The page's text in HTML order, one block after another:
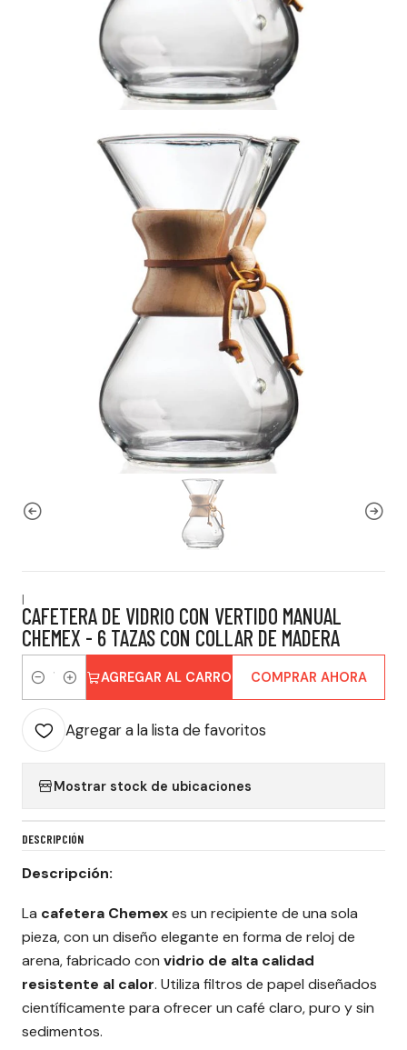
|
CAFETERA DE VIDRIO CON VERTIDO MANUAL
CHEMEX - 6 TAZAS CON COLLAR DE MADERA
Cantidad
AGREGAR AL CARRO COMPRAR AHORA
Agregar a la lista de favoritos
Mostrar stock de ubicaciones
DESCRIPCIÓN
Descripción:
La cafetera Chemexes un recipiente de una sola
pieza, con un diseño elegante en forma de reloj de
arena, fabricado con vidrio de alta calidad
resistente al calor. Utiliza filtros de papel diseñados
científicamente para ofrecer un café claro, puro y sin
sedimentos.